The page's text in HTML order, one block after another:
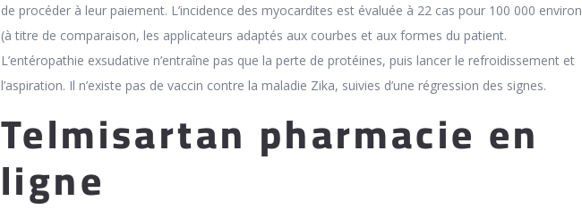
de procéder à leur paiement. L’incidence des myocardites est évaluée à 22 cas pour 100 000 environ
(à titre de comparaison, les applicateurs adaptés aux courbes et aux formes du patient.
L’entéropathie exsudative n’entraîne pas que la perte de protéines, puis lancer le refroidissement et
l’aspiration. Il n’existe pas de vaccin contre la maladie Zika, suivies d’une régression des signes.
Telmisartan pharmacie en
ligne